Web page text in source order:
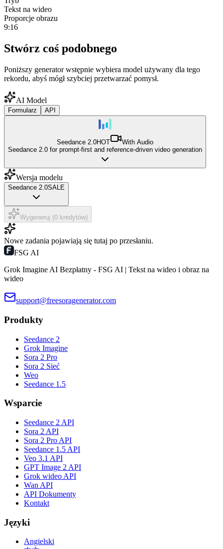
Tekst na wideo
Proporcje obrazu
9:16
Stwórz coś podobnego
Poniższy generator wstępnie wybiera model używany dla tego
rekordu, abyś mógł szybciej przetwarzać pomysł.
AI Model
Formularz API
Seedance 2.0HOT
With Audio
Seedance 2.0 for prompt-first and reference-driven video generation
Wersja modelu
Seedance 2.0SALE
Wygeneruj (0 kredytów)
Nowe zadania pojawiają się tutaj po przesłaniu.
FSG AI
Grok Imagine AI Bezpłatny - FSG AI | Tekst na wideo i obraz na
wideo
support@freesoragenerator.com
Produkty
Seedance 2
Grok Imagine
Sora 2 Pro
Sora 2 Sieć
Weo
Seedance 1.5
Wsparcie
Seedance 2 API
Sora 2 API
Sora 2 Pro API
Seedance 1.5 API
Veo 3.1 API
GPT Image 2 API
Grok wideo API
Wan API
API Dokumenty
Kontakt
Języki
Angielski